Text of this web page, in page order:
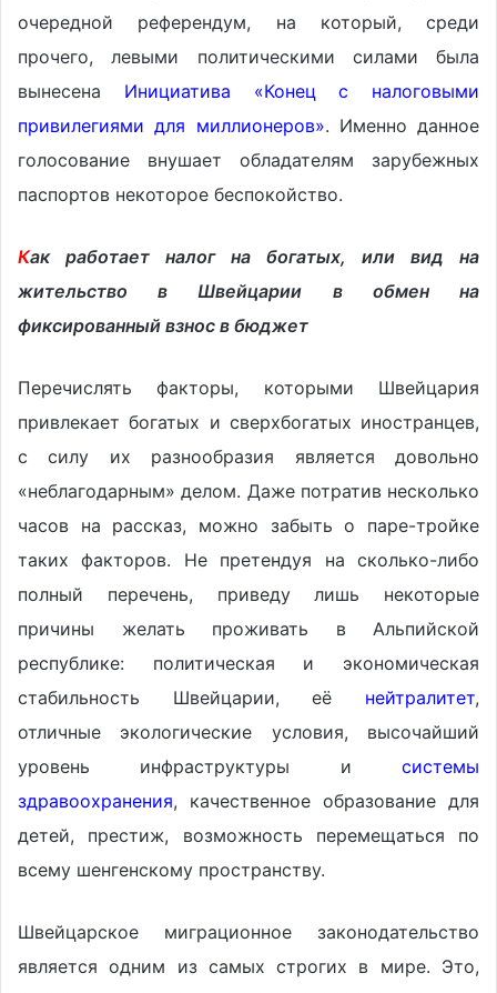
очередной референдум, на который, среди
прочего, левыми политическими силами была
вынесена Инициатива «Конец с налоговыми
привилегиями для миллионеров». Именно данное
голосование внушает обладателям зарубежных
паспортов некоторое беспокойство.
Как работает налог на богатых, или вид на
жительство в Швейцарии в обмен на
фиксированный взнос в бюджет
Перечислять факторы, которыми Швейцария
привлекает богатых и сверхбогатых иностранцев,
с силу их разнообразия является довольно
«неблагодарным» делом. Даже потратив несколько
часов на рассказ, можно забыть о паре-тройке
таких факторов. Не претендуя на сколько-либо
полный перечень, приведу лишь некоторые
причины желать проживать в Альпийской
республике: политическая и экономическая
стабильность Швейцарии, её нейтралитет,
отличные экологические условия, высочайший
уровень инфраструктуры и системы
здравоохранения, качественное образование для
детей, престиж, возможность перемещаться по
всему шенгенскому пространству.
Швейцарское миграционное законодательство
является одним из самых строгих в мире. Это,